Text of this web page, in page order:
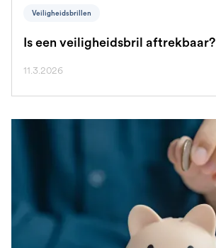
Veiligheidsbrillen
Is een veiligheidsbril aftrekbaar?
11.3.2026